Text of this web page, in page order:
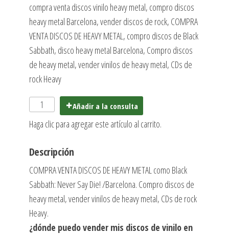
compra venta discos vinilo heavy metal, compro discos
heavy metal Barcelona, vender discos de rock, COMPRA
VENTA DISCOS DE HEAVY METAL, compro discos de Black
Sabbath, disco heavy metal Barcelona, Compro discos
de heavy metal, vender vinilos de heavy metal, CDs de
rock Heavy
Añadir a la consulta
Haga clic para agregar este artículo al carrito.
Descripción
COMPRA VENTA DISCOS DE HEAVY METAL como Black
Sabbath: Never Say Die! /Barcelona. Compro discos de
heavy metal, vender vinilos de heavy metal, CDs de rock
Heavy.
¿dónde puedo vender mis discos de vinilo en